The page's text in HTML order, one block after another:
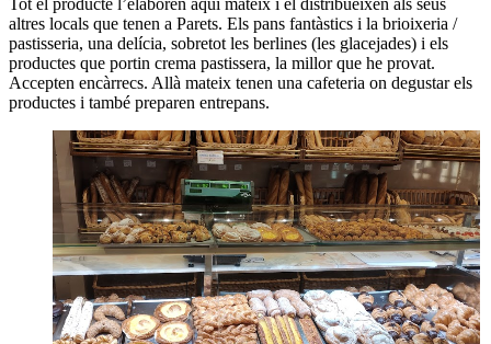
Tot el producte l’elaboren aquí mateix i el distribueixen als seus
altres locals que tenen a Parets. Els pans fantàstics i la brioixeria /
pastisseria, una delícia, sobretot les berlines (les glacejades) i els
productes que portin crema pastissera, la millor que he provat.
Accepten encàrrecs. Allà mateix tenen una cafeteria on degustar els
productes i també preparen entrepans.